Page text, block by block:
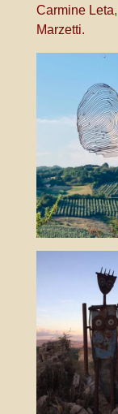
Carmine Leta,
Marzetti.